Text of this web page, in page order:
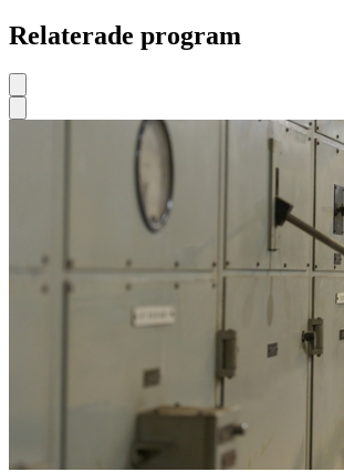
Relaterade program